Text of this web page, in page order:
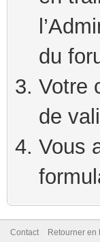
du
Votre
de
Vous
Contact Retourner en